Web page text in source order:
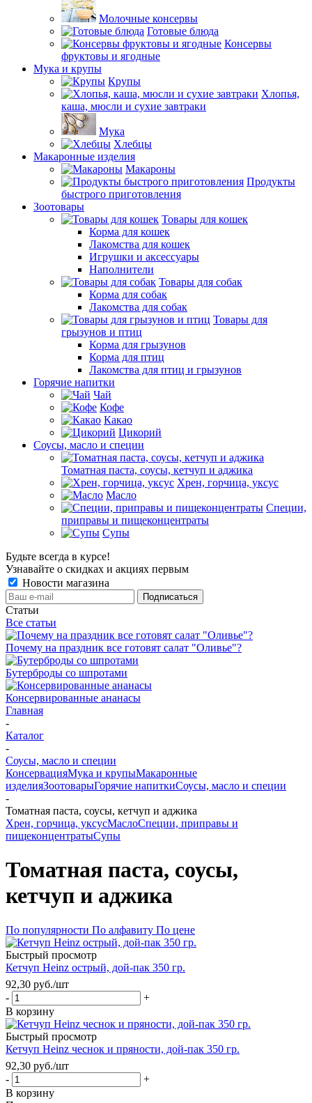
Молочные консервы
Готовые блюда
Консервы
фруктовы и ягодные
Мука и крупы
Крупы
Хлопья,
каша, мюсли и сухие завтраки
Мука
Хлебцы
Макаронные изделия
Макароны
Продукты
быстрого приготовления
Зоотовары
Товары для кошек
Корма для кошек
Лакомства для кошек
Игрушки и аксессуары
Наполнители
Товары для собак
Корма для собак
Лакомства для собак
Товары для
грызунов и птиц
Корма для грызунов
Корма для птиц
Лакомства для птиц и грызунов
Горячие напитки
Чай
Кофе
Какао
Цикорий
Соусы, масло и специи
Томатная паста, соусы, кетчуп и аджика
Хрен, горчица, уксус
Масло
Специи,
приправы и пищеконцентраты
Супы
Будьте всегда в курсе!
Узнавайте о скидках и акциях первым
Новости магазина
Статьи
Все статьи
Почему на праздник все готовят салат "Оливье"?
Бутерброды со шпротами
Консервированные ананасы
Главная
-
Каталог
-
Соусы, масло и специи
КонсервацияМука и крупыМакаронные
изделияЗоотоварыГорячие напиткиСоусы, масло и специи
-
Томатная паста, соусы, кетчуп и аджика
Хрен, горчица, уксусМаслоСпеции, приправы и
пищеконцентратыСупы
Томатная паста, соусы,
кетчуп и аджика
По популярности По алфавиту По цене
Быстрый просмотр
Кетчуп Heinz острый, дой-пак 350 гр.
92,30 руб./шт
-
+
В корзину
Быстрый просмотр
Кетчуп Heinz чеснок и пряности, дой-пак 350 гр.
92,30 руб./шт
-
+
В корзину